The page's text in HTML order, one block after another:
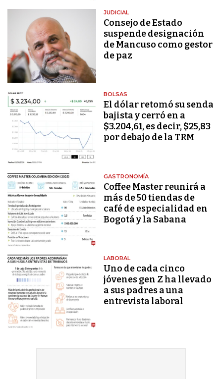
JUDICIAL
Consejo de Estado
suspende designación
de Mancuso como gestor
de paz
BOLSAS
El dólar retomó su senda
bajista y cerró en a
$3.204,61, es decir, $25,83
por debajo de la TRM
GASTRONOMÍA
Coffee Master reunirá a
más de 50 tiendas de
café de especialidad en
Bogotá y la Sabana
LABORAL
Uno de cada cinco
jóvenes gen Z ha llevado
a sus padres a una
entrevista laboral